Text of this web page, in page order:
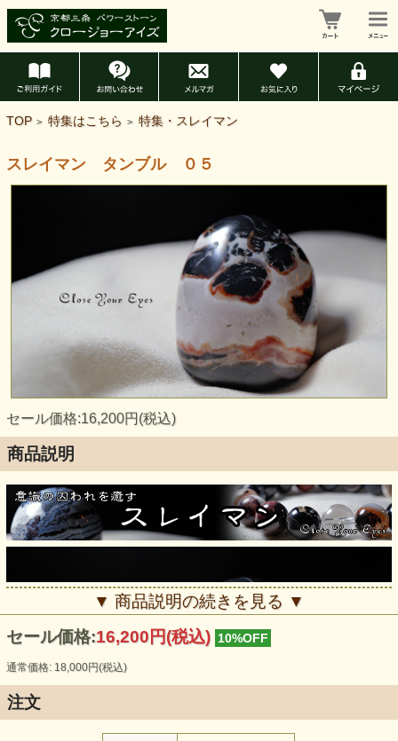
TOP > 特集はこちら > 特集・スレイマン
スレイマン タンブル ０５
セール価格:16,200円(税込)
商品説明
▼ 商品説明の続きを見る ▼
セール価格:16,200円(税込) 10%OFF
通常価格: 18,000円(税込)
注文